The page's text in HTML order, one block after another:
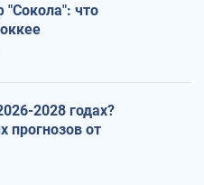
что
2028 годах?
прогнозов от